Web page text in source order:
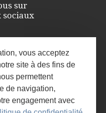
sur
sociaux
vous acceptez
site à des fins de
permettent
de navigation,
engagement avec